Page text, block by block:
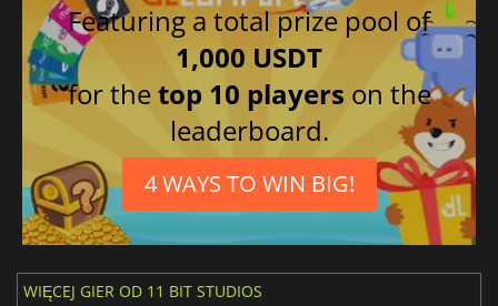
Featuring a total prize pool of
1,000 USDT
for thetop 10 players on the
leaderboard.
4 WAYS TO WIN BIG!
WIĘCEJ GIER OD 11 BIT STUDIOS